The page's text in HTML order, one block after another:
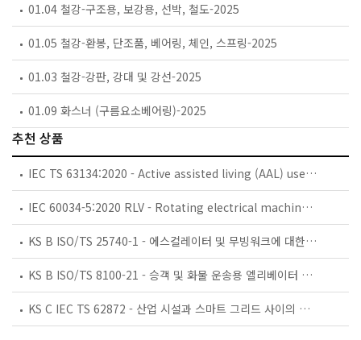
01.04 철강-구조용, 보강용, 선박, 철도-2025
01.05 철강-환봉, 단조품, 베어링, 체인, 스프링-2025
01.03 철강-강판, 강대 및 강선-2025
01.09 화스너 (구름요소베어링)-2025
추천 상품
IEC TS 63134:2020 - Active assisted living (AAL) use cases
IEC 60034-5:2020 RLV - Rotating electrical machines - Part 5: Degrees of protection provided by the integral design of rotating electrical machines (IP code) - Classification
KS B ISO/TS 25740-1 - 에스컬레이터 및 무빙워크에 대한 안전요건 — 제1부: 세계공통 필수 안전요건(GESRs)
KS B ISO/TS 8100-21 - 승객 및 화물 운송용 엘리베이터 —제21부: 세계공통 필수안전요건(GESRs)을 충족하는 세계공통 안전 파라미터(GSPs)
KS C IEC TS 62872 - 산업 시설과 스마트 그리드 사이의 산업 공정 측정, 제어 및 자동화 시스템 인터페이스